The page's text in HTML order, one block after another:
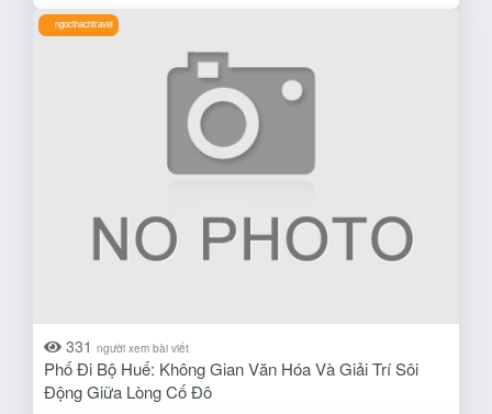
ngocthachtravel
331 người xem bài viết
Phố Đi Bộ Huế: Không Gian Văn Hóa Và Giải Trí Sôi
Động Giữa Lòng Cố Đô